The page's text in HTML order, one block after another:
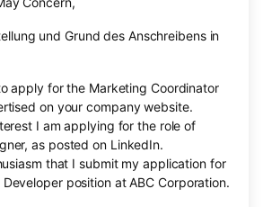
und Grund des Anschreibens in
apply for the Marketing Coordinator
on your company website.
I am applying for the role of
as posted on LinkedIn.
that I submit my application for
position at ABC Corporation.